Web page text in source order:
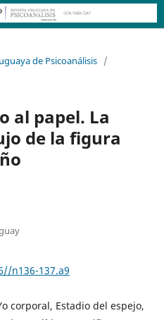
de Psicoanálisis /
al papel. La
de la figura
n136-137.a9
corporal, Estadio del espejo,